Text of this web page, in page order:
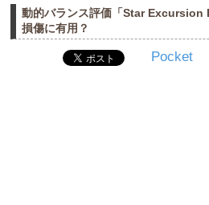
動的バランス評価「Star Excursion
損傷に有用？
Pocket